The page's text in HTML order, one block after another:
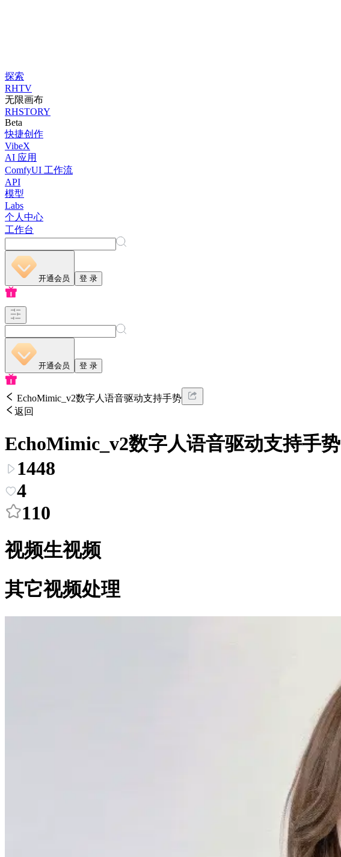
探索
RHTV
无限画布
RHSTORY
Beta
快捷创作
VibeX
AI 应用
ComfyUI 工作流
API
模型
Labs
个人中心
工作台
开通会员 登 录
开通会员 登 录
EchoMimic_v2数字人语音驱动支持手势
返回
EchoMimic_v2数字人语音驱动支持手势
1448
4
110
视频生视频
其它视频处理